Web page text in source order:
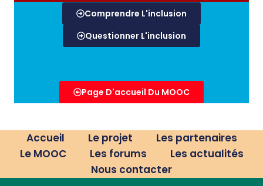
Comprendre L'inclusion
Questionner L'inclusion
Page D'accueil Du MOOC
Accueil Le projet
Les partenaires
Le MOOC
Les forums
Les actualités
Nous contacter